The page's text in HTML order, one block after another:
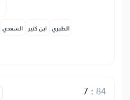
السعدي ابن كثير الطبري
7 : 84